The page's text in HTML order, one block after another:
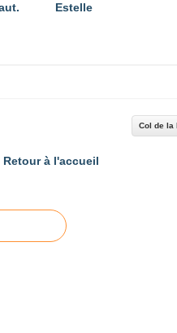
Estelle
Col de la
Retour à l'accueil